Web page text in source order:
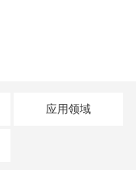
应用领域